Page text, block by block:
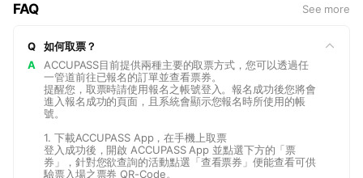
FAQ See more
Q
如何取票？
A
ACCUPASS目前提供兩種主要的取票方式，您可以透過任
一管道前往已報名的訂單並查看票券。
提醒您，取票時請使用報名之帳號登入。報名成功後您將會
進入報名成功的頁面，且系統會顯示您報名時所使用的帳
號。
1. 下載ACCUPASS App，在手機上取票
登入成功後，開啟 ACCUPASS App 並點選下方的「票
券」，針對您欲查詢的活動點選「查看票券」便能查看可供
驗票入場之票券 QR-Code。